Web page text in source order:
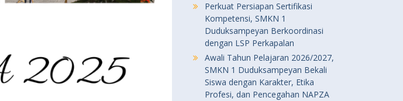
Perkuat Persiapan Sertifikasi
Kompetensi, SMKN 1
Duduksampeyan Berkoordinasi
dengan LSP Perkapalan
Awali Tahun Pelajaran 2026/2027,
SMKN 1 Duduksampeyan Bekali
Siswa dengan Karakter, Etika
Profesi, dan Pencegahan NAPZA